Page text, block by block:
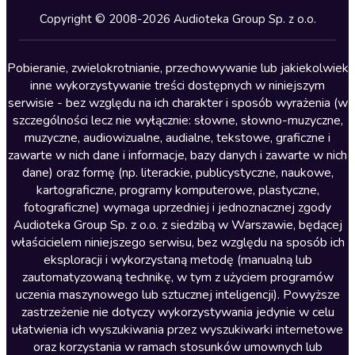
Kryminały
Lektury szkolne
Literatura anglojęzyczna
Literatura faktu
Literatura obyczajowa
Literatura piękna obca
Literatura piękna polska
Nagrania relaksacyjne
Nauka języków
Nauki humanistyczne
Podcasty i audycje
Polityka
Prasa
Copyright © 2008-2026 Audioteka Group Sp. z o.o.
Pobieranie, zwielokrotnianie, przechowywanie lub jakiekolwiek
inne wykorzystywanie treści dostępnych w niniejszym
serwisie - bez względu na ich charakter i sposób wyrażenia (w
szczególności lecz nie wyłącznie: słowne, słowno-muzyczne,
muzyczne, audiowizualne, audialne, tekstowe, graficzne i
zawarte w nich dane i informacje, bazy danych i zawarte w nich
dane) oraz formę (np. literackie, publicystyczne, naukowe,
kartograficzne, programy komputerowe, plastyczne,
fotograficzne) wymaga uprzedniej i jednoznacznej zgody
Audioteka Group Sp. z o.o. z siedzibą w Warszawie, będącej
właścicielem niniejszego serwisu, bez względu na sposób ich
eksploracji i wykorzystaną metodę (manualną lub
zautomatyzowaną technikę, w tym z użyciem programów
uczenia maszynowego lub sztucznej inteligencji). Powyższe
zastrzeżenie nie dotyczy wykorzystywania jedynie w celu
ułatwienia ich wyszukiwania przez wyszukiwarki internetowe
oraz korzystania w ramach stosunków umownych lub